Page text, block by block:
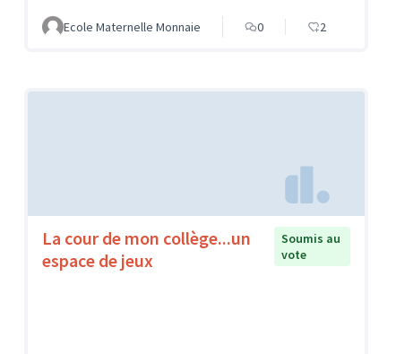
Ecole Maternelle Monnaie 0 2
La cour de mon collège...un
espace de jeux
Soumis au
vote